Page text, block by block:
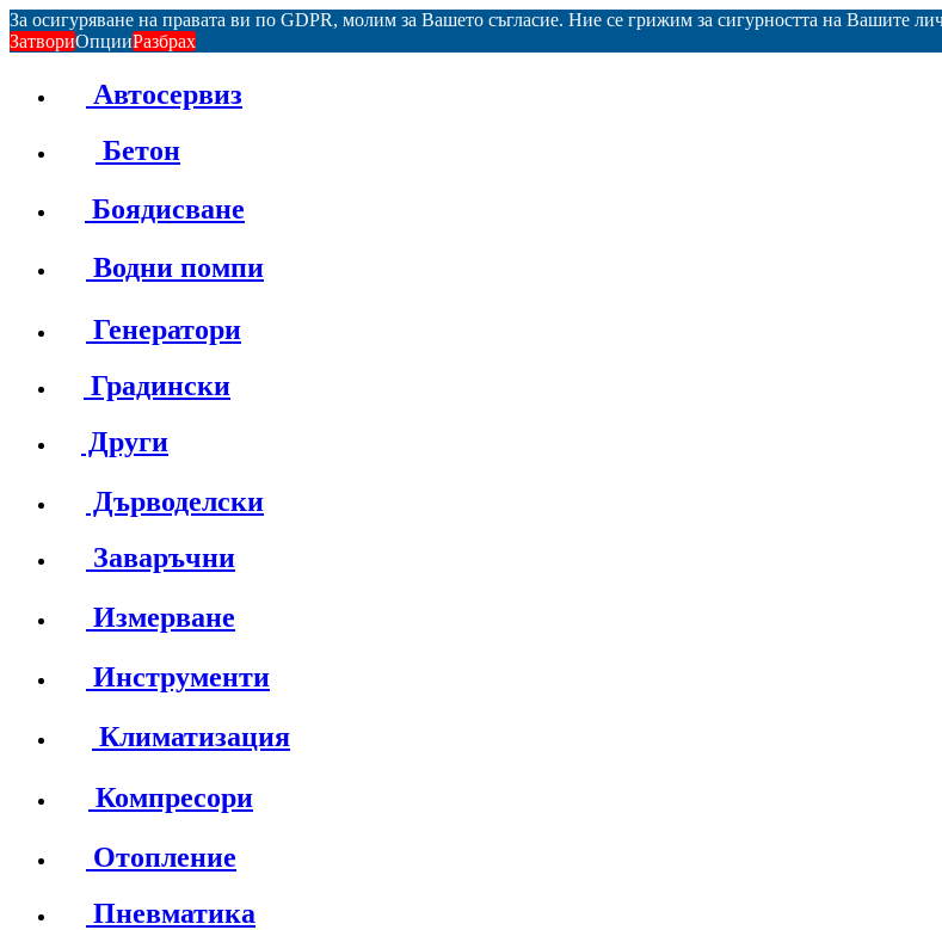
За осигуряване на правата ви по GDPR, молим за Вашето съгласие. Ние се грижим за сигурността на Вашите
ЗатвориОпцииРазбрах
Автосервиз
Бетон
Боядисване
Водни помпи
Генератори
Градински
Други
Дърводелски
Заваръчни
Измерване
Инструменти
Климатизация
Компресори
Отопление
Пневматика